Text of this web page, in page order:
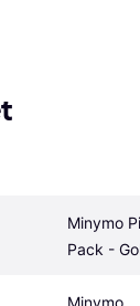
Minymo
Pack -
Minymo